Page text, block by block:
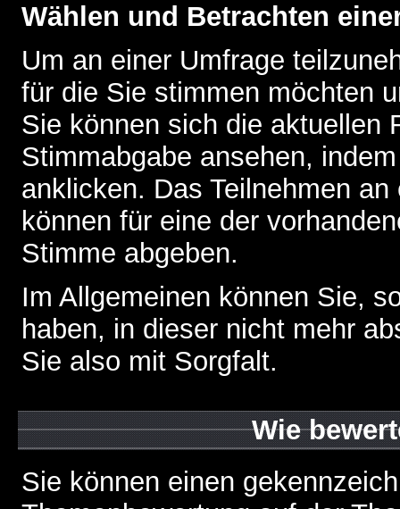
Wählen und Betrachten
Um an einer Umfrage
für die Sie stimmen möchten
Sie können sich die aktuellen
Stimmabgabe ansehen,
anklicken. Das Teilnehmen
können für eine der
Stimme abgeben.
Im Allgemeinen können Sie,
haben, in dieser nicht mehr
Sie also mit Sorgfalt.
Wie
Sie können einen